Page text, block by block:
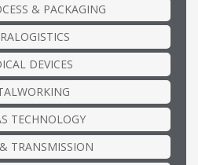
& PACKAGING
DEVICES
TECHNOLOGY
TRANSMISSION